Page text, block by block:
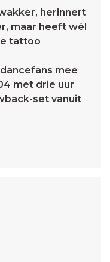
herinnert
maar heeft wél
tattoo
mee
met drie uur
set vanuit